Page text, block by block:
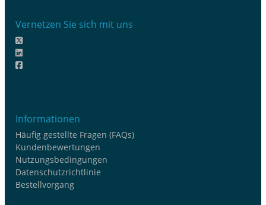
Vernetzen Sie sich mit uns
Informationen
Häufig gestellte Fragen (FAQs)
Kundenbewertungen
Nutzungsbedingungen
Datenschutzrichtlinie
Bestellvorgang